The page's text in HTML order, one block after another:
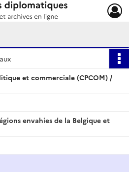
et commerciale (CPCOM) /
envahies de la Belgique et